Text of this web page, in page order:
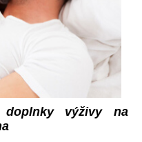
doplnky výživy na